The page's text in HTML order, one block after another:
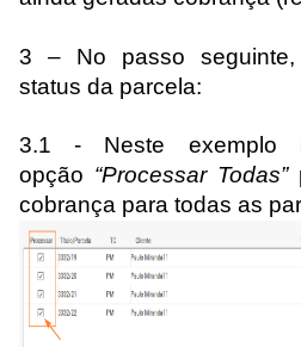
3 – No passo
status da parcela:
3.1 - Neste exemplo
opção “Processar Todas”
cobrança para todas as